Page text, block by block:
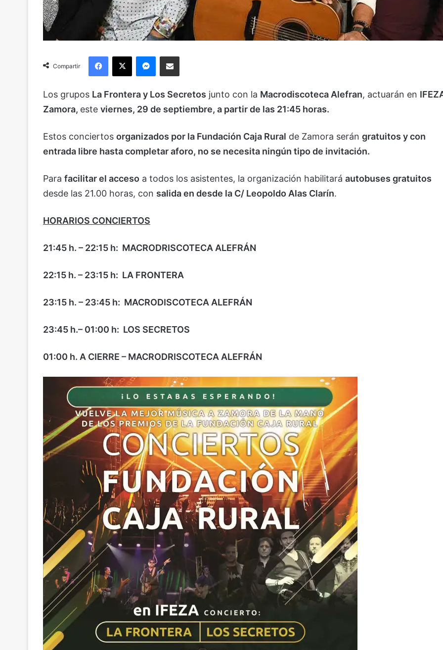
Compartir
Facebook
X Messenger
Compartir via Email
Los grupos La Frontera y Los Secretos junto con la Macrodiscoteca Alefran, actuarán en
Zamora, este viernes, 29 de septiembre, a partir de las 21:45 horas.
Estos conciertos organizados por la Fundación Caja Rural de Zamora serán gratuitos y con
entrada libre hasta completar aforo, no se necesita ningún tipo de invitación.
Para facilitar el acceso a todos los asistentes, la organización habilitará autobuses gratuitos
desde las 21.00 horas, con salida en desde la C/ Leopoldo Alas Clarín.
HORARIOS CONCIERTOS
21:45 h. – 22:15 h: MACRODRISCOTECA ALEFRÁN
22:15 h. – 23:15 h: LA FRONTERA
23:15 h. – 23:45 h: MACRODISCOTECA ALEFRÁN
23:45 h.– 01:00 h: LOS SECRETOS
01:00 h. A CIERRE – MACRODRISCOTECA ALEFRÁN